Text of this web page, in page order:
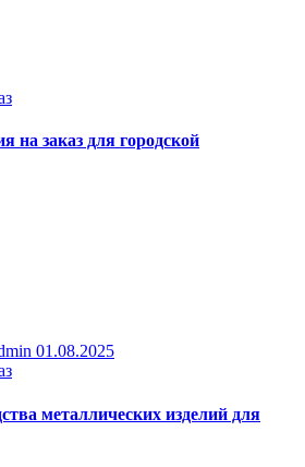
на заказ для городской
01.08.2025
металлических изделий для